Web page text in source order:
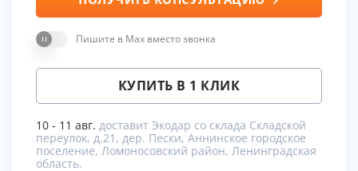
Пишите в Max вместо звонка
КУПИТЬ В 1 КЛИК
10 - 11 авг. доставит Экодар со склада Складской
переулок, д.21, дер. Пески, Аннинское городское
поселение, Ломоносовский район, Ленинградская
область.